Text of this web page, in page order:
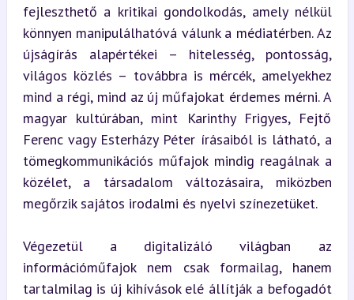
fejleszthető a kritikai gondolkodás, amely nélkül
könnyen manipulálhatóvá válunk a médiatérben. Az
újságírás alapértékei – hitelesség, pontosság,
világos közlés – továbbra is mércék, amelyekhez
mind a régi, mind az új műfajokat érdemes mérni. A
magyar kultúrában, mint Karinthy Frigyes, Fejtő
Ferenc vagy Esterházy Péter írásaiból is látható, a
tömegkommunikációs műfajok mindig reagálnak a
közélet, a társadalom változásaira, miközben
megőrzik sajátos irodalmi és nyelvi színezetüket.
Végezetül a digitalizáló világban az
információműfajok nem csak formailag, hanem
tartalmilag is új kihívások elé állítják a befogadót